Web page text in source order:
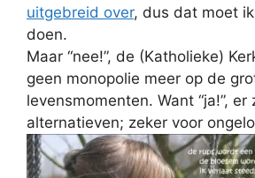
uitgebreid over, dus dat moet
doen.
Maar “nee!”, de (Katholieke)
geen monopolie meer op de
levensmomenten. Want “ja!”, er
alternatieven; zeker voor